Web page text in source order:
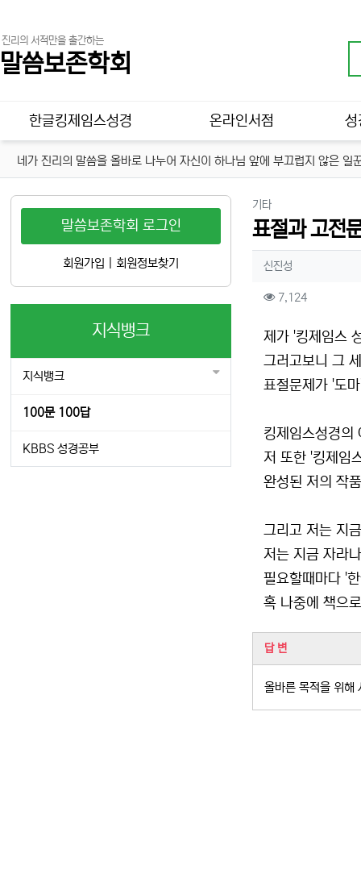
진리의 서적만을 출간하는
말씀보존학회
메인 메뉴
한글킹제임스성경 온라인서점 성
네가 진리의 말씀을 올바로 나누어 자신이 하나님 앞에 부끄럽지 않은
기타분류
표절과 고전
작성자 정보
신진성
컨텐츠 정보
7,124조회
본문
제가 '킹제임스
그러고보니 그
표절문제가 '도
킹제임스성경의
저 또한 '킹제임
완성된 저의 작
그리고 저는 지
저는 지금 자라
필요할때마다 '
혹 나중에 책으
관련자료
답 변
올바른 목적을 위해
말씀보존학회 로그인
회원가입 회원정보찾기
지식뱅크
지식뱅크
100문 100답
KBBS 성경공부